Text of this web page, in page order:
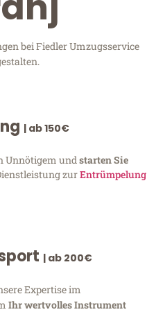
bei Fiedler Umzugsservice
| ab 150€
Unnötigem und starten Sie
zurEntrümpelung
| ab 200€
Expertise im
Ihr wertvolles Instrument